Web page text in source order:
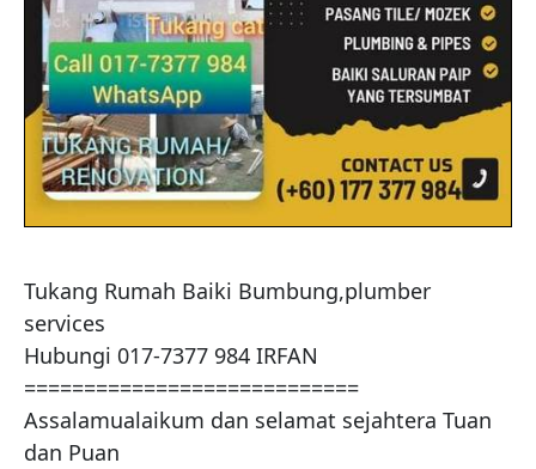
Tukang Rumah Baiki Bumbung,plumber
services
Hubungi 017-7377 984 IRFAN
============================
Assalamualaikum dan selamat sejahtera Tuan
dan Puan